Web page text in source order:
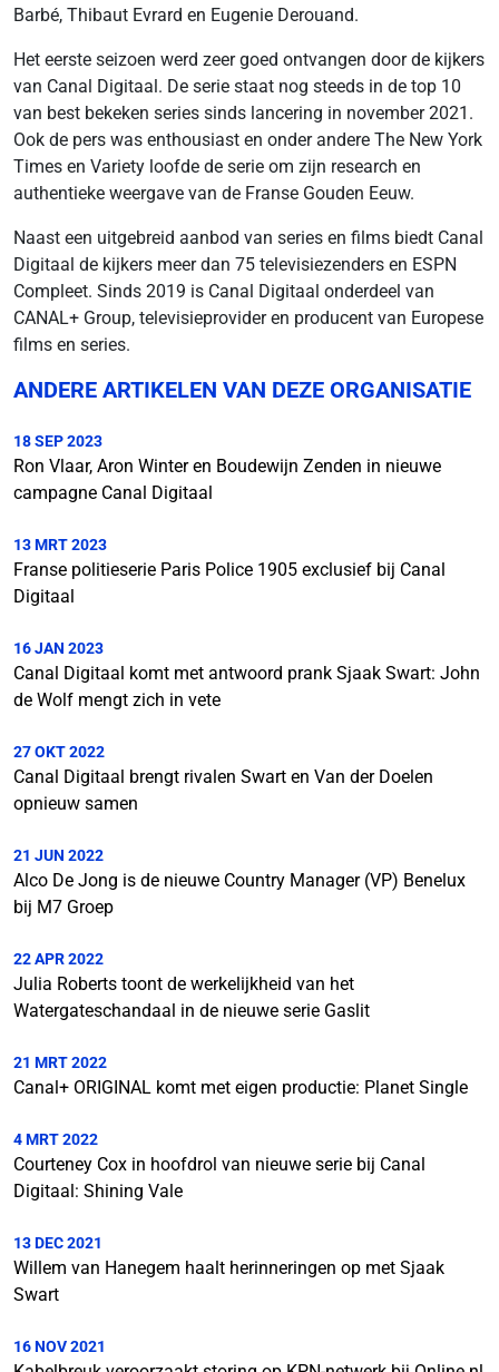
Barbé, Thibaut Evrard en Eugenie Derouand.
Het eerste seizoen werd zeer goed ontvangen door de kijkers
van Canal Digitaal. De serie staat nog steeds in de top 10
van best bekeken series sinds lancering in november 2021.
Ook de pers was enthousiast en onder andere The New York
Times en Variety loofde de serie om zijn research en
authentieke weergave van de Franse Gouden Eeuw.
Naast een uitgebreid aanbod van series en films biedt Canal
Digitaal de kijkers meer dan 75 televisiezenders en ESPN
Compleet. Sinds 2019 is Canal Digitaal onderdeel van
CANAL+ Group, televisieprovider en producent van Europese
films en series.
ANDERE ARTIKELEN VAN DEZE ORGANISATIE
18 SEP 2023
Ron Vlaar, Aron Winter en Boudewijn Zenden in nieuwe
campagne Canal Digitaal
13 MRT 2023
Franse politieserie Paris Police 1905 exclusief bij Canal
Digitaal
16 JAN 2023
Canal Digitaal komt met antwoord prank Sjaak Swart: John
de Wolf mengt zich in vete
27 OKT 2022
Canal Digitaal brengt rivalen Swart en Van der Doelen
opnieuw samen
21 JUN 2022
Alco De Jong is de nieuwe Country Manager (VP) Benelux
bij M7 Groep
22 APR 2022
Julia Roberts toont de werkelijkheid van het
Watergateschandaal in de nieuwe serie Gaslit
21 MRT 2022
Canal+ ORIGINAL komt met eigen productie: Planet Single
4 MRT 2022
Courteney Cox in hoofdrol van nieuwe serie bij Canal
Digitaal: Shining Vale
13 DEC 2021
Willem van Hanegem haalt herinneringen op met Sjaak
Swart
16 NOV 2021